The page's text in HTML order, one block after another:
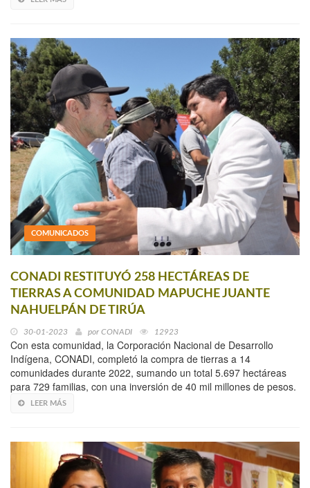
COMUNICADOS
CONADI RESTITUYÓ 258 HECTÁREAS DE
TIERRAS A COMUNIDAD MAPUCHE JUANTE
NAHUELPÁN DE TIRÚA
30-01-2023 por CONADI 12923
Con esta comunidad, la Corporación Nacional de Desarrollo
Indígena, CONADI, completó la compra de tierras a 14
comunidades durante 2022, sumando un total 5.697 hectáreas
para 729 familias, con una inversión de 40 mil millones de pesos.
LEER MÁS